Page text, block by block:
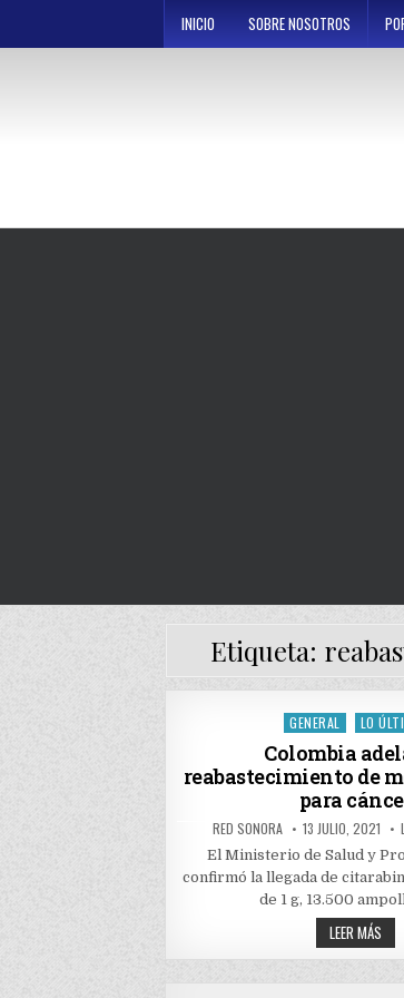
INICIO SOBRE NOSOTROS
Etiqueta:
Posted
in
GENERAL LO
Colombia
reabastecimiento de
para
AUTHOR:
RED SONORA PUBLISHED
DATE:
13 JULIO, 2021
El Ministerio de Salud y
confirmó la llegada de
de 1 g, 13.500
LEER MÁS